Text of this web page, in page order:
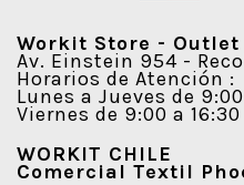
Workit Store - Outlet
Av. Einstein 954 -
Horarios de Atención :
Lunes a Jueves de
Viernes de 9:00 a
WORKIT CHILE
Comercial Textil